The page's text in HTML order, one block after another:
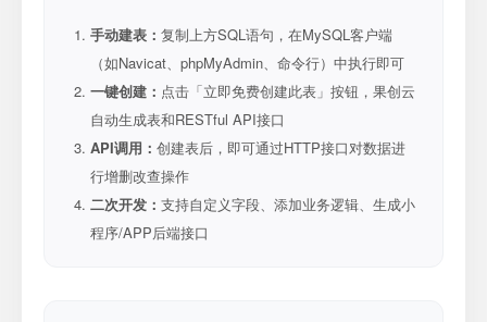
手动建表： 复制上方SQL语句，在MySQL客户端
（如Navicat、phpMyAdmin、命令行）中执行即可
一键创建： 点击「立即免费创建此表」按钮，果创云
自动生成表和RESTful API接口
API调用： 创建表后，即可通过HTTP接口对数据进
行增删改查操作
二次开发： 支持自定义字段、添加业务逻辑、生成小
程序/APP后端接口